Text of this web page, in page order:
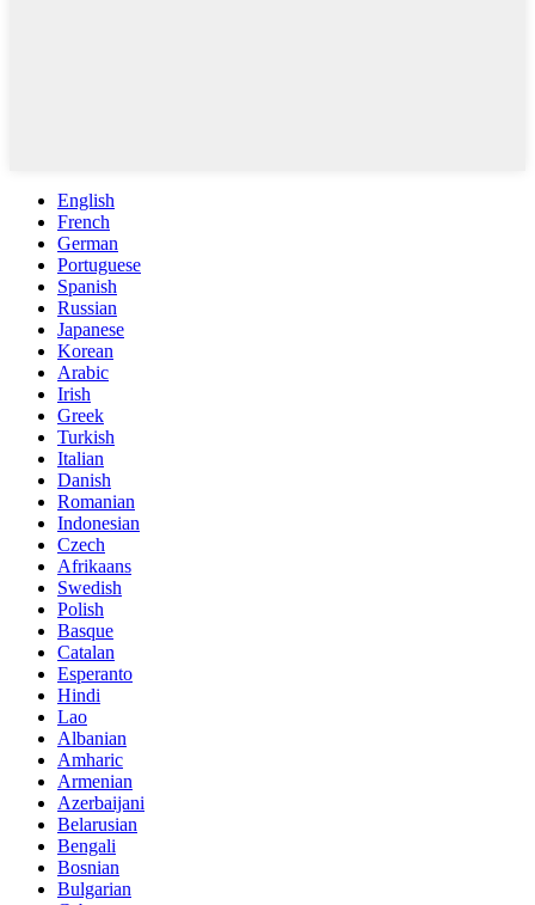
English
French
German
Portuguese
Spanish
Russian
Japanese
Korean
Arabic
Irish
Greek
Turkish
Italian
Danish
Romanian
Indonesian
Czech
Afrikaans
Swedish
Polish
Basque
Catalan
Esperanto
Hindi
Lao
Albanian
Amharic
Armenian
Azerbaijani
Belarusian
Bengali
Bosnian
Bulgarian